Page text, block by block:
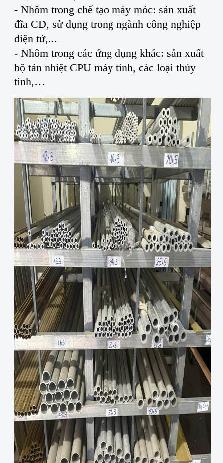
- Nhôm trong chế tạo máy móc: sản xuất
đĩa CD, sử dụng trong ngành công nghiệp
điện tử,...
- Nhôm trong các ứng dụng khác: sản xuất
bộ tản nhiệt CPU máy tính, các loại thủy
tinh,…